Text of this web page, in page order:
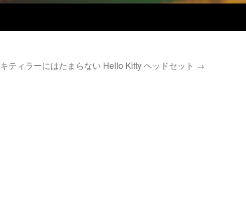
キティラーにはたまらない Hello Kitty ヘッドセット →